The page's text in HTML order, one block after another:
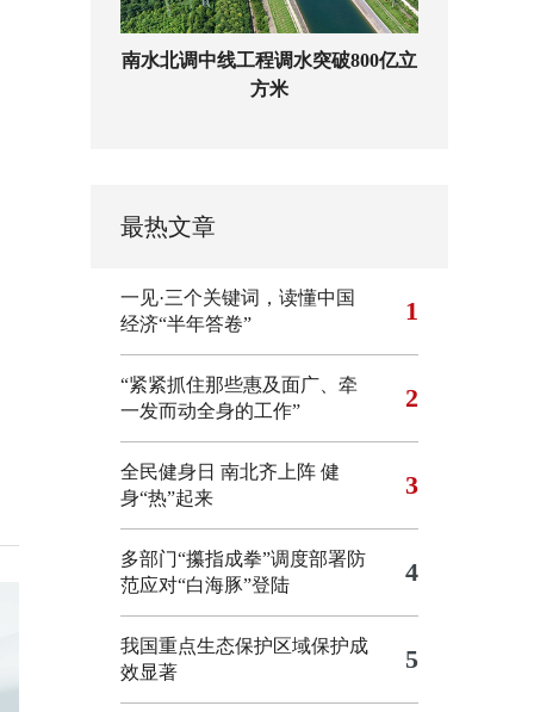
南水北调中线工程调水突破800亿立
方米
最热文章
一见·三个关键词，读懂中国
经济“半年答卷”
1
“紧紧抓住那些惠及面广、牵
一发而动全身的工作”
2
全民健身日 南北齐上阵 健
身“热”起来
3
多部门“攥指成拳”调度部署防
范应对“白海豚”登陆
4
我国重点生态保护区域保护成
效显著
5